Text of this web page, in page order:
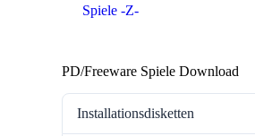
Spiele -Z-
PD/Freeware Spiele Download
Installationsdisketten